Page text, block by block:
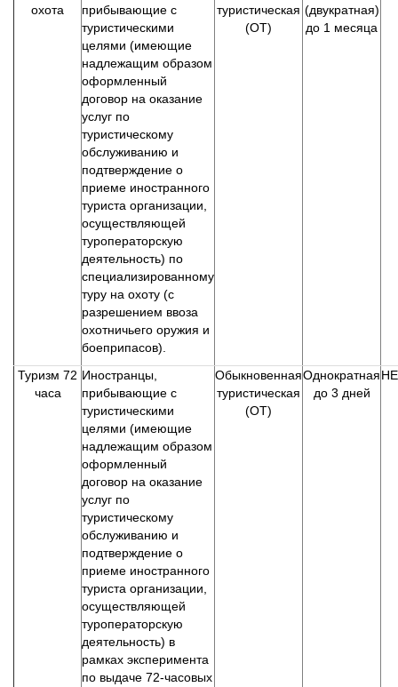
охота
прибывающие с
туристическими
целями (имеющие
надлежащим образом
оформленный
договор на оказание
услуг по
туристическому
обслуживанию и
подтверждение о
приеме иностранного
туриста организации,
осуществляющей
туроператорскую
деятельность) по
специализированному
туру на охоту (с
разрешением ввоза
охотничьего оружия и
боеприпасов).
туристическая
(ОТ)
(двукратная)
до 1 месяца
Туризм 72
часа
Иностранцы,
прибывающие с
туристическими
целями (имеющие
надлежащим образом
оформленный
договор на оказание
услуг по
туристическому
обслуживанию и
подтверждение о
приеме иностранного
туриста организации,
осуществляющей
туроператорскую
деятельность) в
рамках эксперимента
по выдаче 72-часовых
Обыкновенная
туристическая
(ОТ)
Однократная
до 3 дней